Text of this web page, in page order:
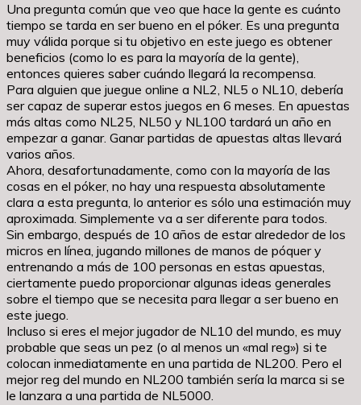
Una pregunta común que veo que hace la gente es cuánto
tiempo se tarda en ser bueno en el póker. Es una pregunta
muy válida porque si tu objetivo en este juego es obtener
beneficios (como lo es para la mayoría de la gente),
entonces quieres saber cuándo llegará la recompensa.
Para alguien que juegue online a NL2, NL5 o NL10, debería
ser capaz de superar estos juegos en 6 meses. En apuestas
más altas como NL25, NL50 y NL100 tardará un año en
empezar a ganar. Ganar partidas de apuestas altas llevará
varios años.
Ahora, desafortunadamente, como con la mayoría de las
cosas en el póker, no hay una respuesta absolutamente
clara a esta pregunta, lo anterior es sólo una estimación muy
aproximada. Simplemente va a ser diferente para todos.
Sin embargo, después de 10 años de estar alrededor de los
micros en línea, jugando millones de manos de póquer y
entrenando a más de 100 personas en estas apuestas,
ciertamente puedo proporcionar algunas ideas generales
sobre el tiempo que se necesita para llegar a ser bueno en
este juego.
Incluso si eres el mejor jugador de NL10 del mundo, es muy
probable que seas un pez (o al menos un «mal reg») si te
colocan inmediatamente en una partida de NL200. Pero el
mejor reg del mundo en NL200 también sería la marca si se
le lanzara a una partida de NL5000.